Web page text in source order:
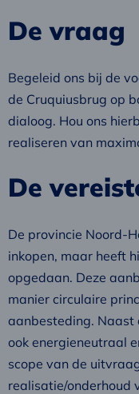
De vraag
Begeleid ons bij de
de Cruquiusbrug op
dialoog. Hou ons
realiseren van
De
De provincie Noord-
inkopen, maar heeft
opgedaan. Deze
manier circulaire
aanbesteding. Naast
ook energieneutraal
scope van de
realisatie/onderhoud